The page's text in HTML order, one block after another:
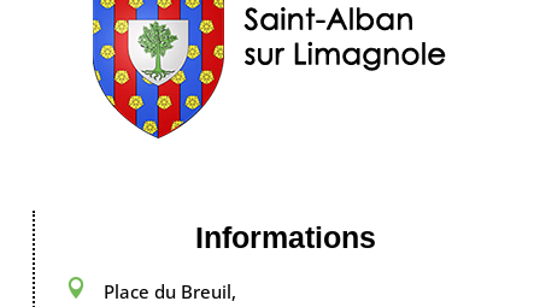
Informations

Place du Breuil,